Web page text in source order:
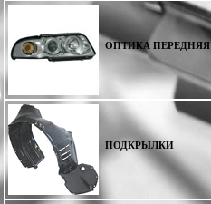
ОПТИКА ПЕРЕДНЯЯ
ПОДКРЫЛКИ